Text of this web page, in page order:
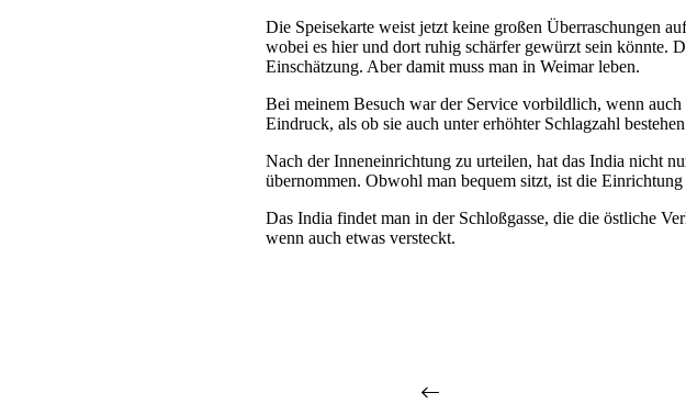
Die Speisekarte weist jetzt keine großen Überraschungen
wobei es hier und dort ruhig schärfer gewürzt sein könnte.
Einschätzung. Aber damit muss man in Weimar leben.
Bei meinem Besuch war der Service vorbildlich, wenn
Eindruck, als ob sie auch unter erhöhter Schlagzahl
Nach der Inneneinrichtung zu urteilen, hat das India nicht
übernommen. Obwohl man bequem sitzt, ist die
Das India findet man in der Schloßgasse, die die östliche
wenn auch etwas versteckt.